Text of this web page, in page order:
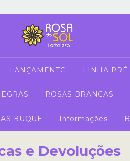
LANÇAMENTO LINHA PRÉ
ROSAS BRANCAS
BUQUE Informações
e Devoluções